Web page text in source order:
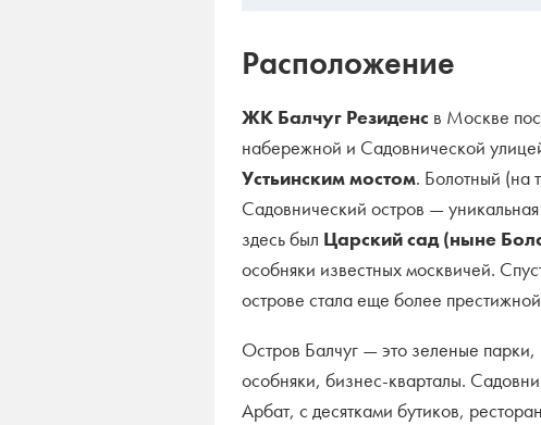
Расположение
ЖК Балчуг Резиденс в Москве
набережной и Садовнической
Устьинским мостом. Болотный (на
Садовнический остров —
здесь был Царский сад (ныне
особняки известных москвичей.
острове стала еще более
Остров Балчуг — это зеленые
особняки, бизнес-кварталы.
Арбат, с десятками бутиков,